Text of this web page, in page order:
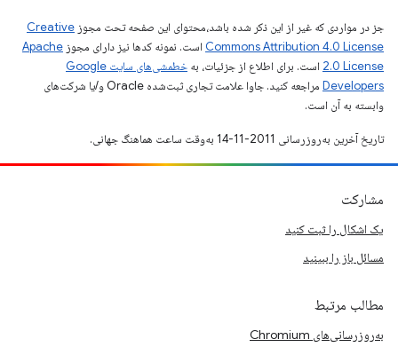
جز در مواردی که غیر از این ذکر شده باشد،‌محتوای این صفحه تحت مجوز Creative
Commons Attribution 4.0 License است. نمونه کدها نیز دارای مجوز Apache
2.0 License است. برای اطلاع از جزئیات، به
خطمشی‌های سایت Google
Developers‏
مراجعه کنید. جاوا علامت تجاری ثبت‌شده Oracle و/یا شرکت‌های
وابسته به آن است.
تاریخ آخرین به‌روزرسانی 2011-11-14 به‌وقت ساعت هماهنگ جهانی.
مشارکت
یک اشکال را ثبت کنید
مسائل باز را ببینید
مطالب مرتبط
به‌روزرسانی‌های Chromium